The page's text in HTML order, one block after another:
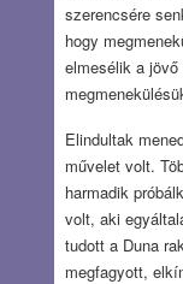
szerencsére
hogy
elmesélik a
Elindultak
művelet volt.
harmadik
volt, aki
tudott a Duna
megfagyott,